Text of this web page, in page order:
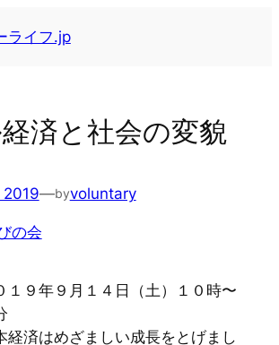
ライフ.jp
済と社会の変貌
2019—byvoluntary
の会
９年９月１４日（土）１０時〜
済はめざましい成長をとげまし